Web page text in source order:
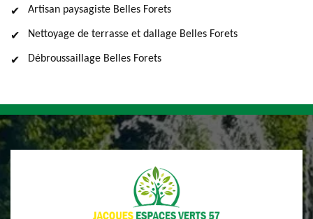
Artisan paysagiste Belles Forets
Nettoyage de terrasse et dallage Belles Forets
Débroussaillage Belles Forets